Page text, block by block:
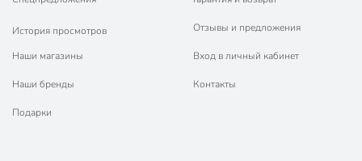
История просмотров
Наши магазины
Наши бренды
Подарки
Отзывы и предложения
Вход в личный кабинет
Контакты